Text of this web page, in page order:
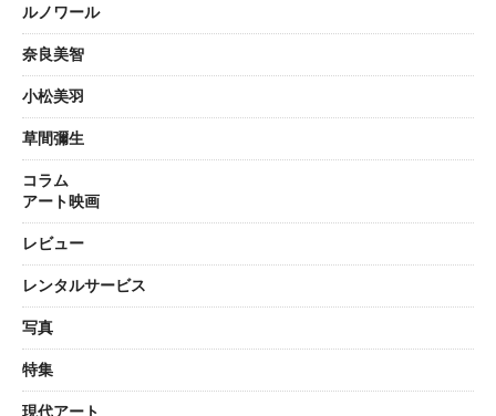
ルノワール
奈良美智
小松美羽
草間彌生
コラム
アート映画
レビュー
レンタルサービス
写真
特集
現代アート